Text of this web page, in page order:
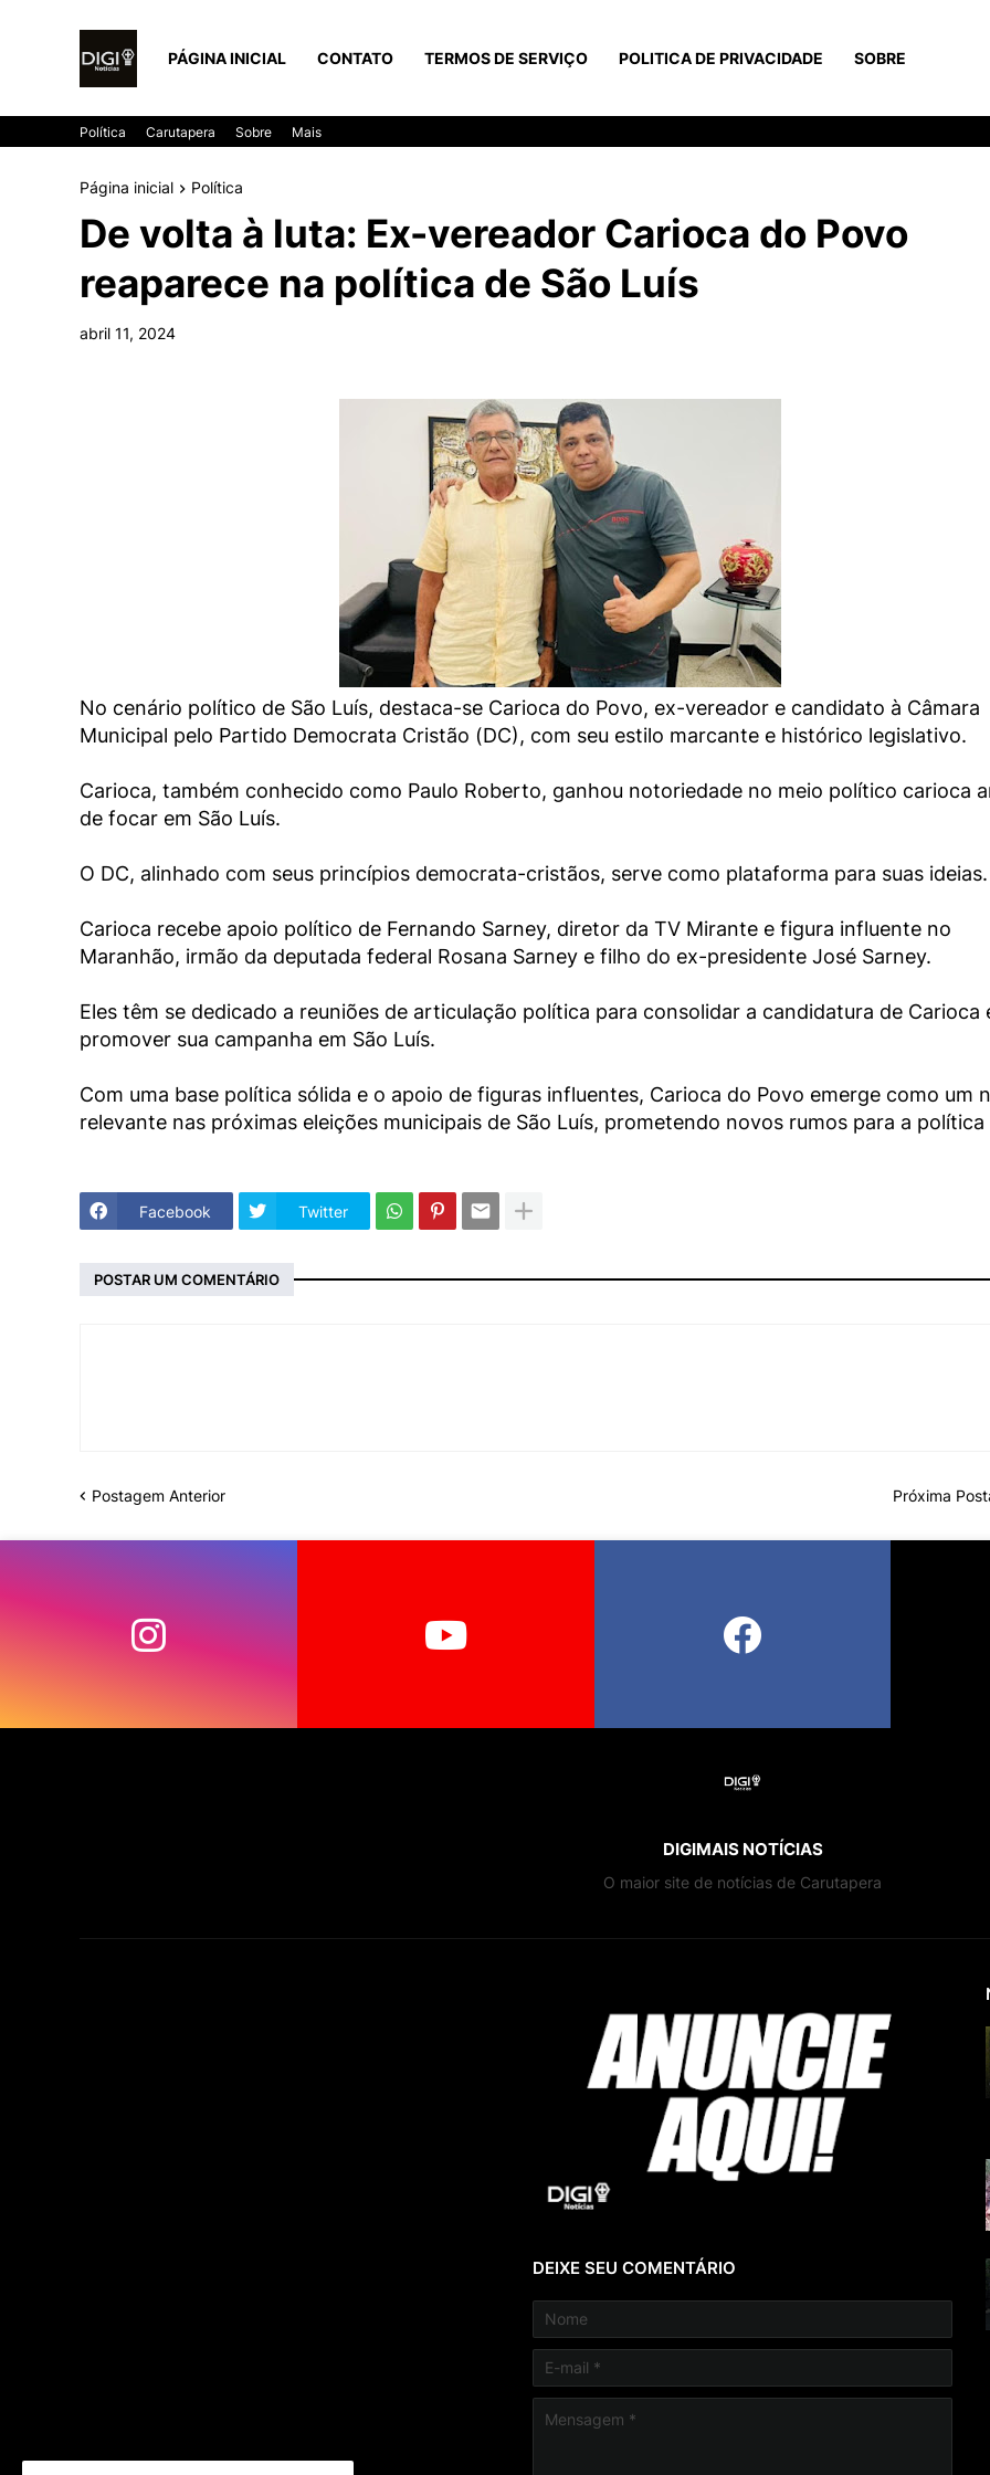
PÁGINA INICIAL CONTATO TERMOS DE SERVIÇO POLITICA DE PRIVACIDADE SOBRE
Política Carutapera Sobre Mais
Página inicial Política
De volta à luta: Ex-vereador Carioca do Povo
reaparece na política de São Luís
abril 11, 2024
No cenário político de São Luís, destaca-se Carioca do Povo, ex-vereador e candidato à Câmara
Municipal pelo Partido Democrata Cristão (DC), com seu estilo marcante e histórico legislativo.
Carioca, também conhecido como Paulo Roberto, ganhou notoriedade no meio político carioca
de focar em São Luís.
O DC, alinhado com seus princípios democrata-cristãos, serve como plataforma para suas ideias.
Carioca recebe apoio político de Fernando Sarney, diretor da TV Mirante e figura influente no
Maranhão, irmão da deputada federal Rosana Sarney e filho do ex-presidente José Sarney.
Eles têm se dedicado a reuniões de articulação política para consolidar a candidatura de Carioca
promover sua campanha em São Luís.
Com uma base política sólida e o apoio de figuras influentes, Carioca do Povo emerge como um
relevante nas próximas eleições municipais de São Luís, prometendo novos rumos para a política
Facebook Twitter
POSTAR UM COMENTÁRIO
Postagem Anterior Próxima
DIGIMAIS NOTÍCIAS
O maior site de notícias de Carutapera
DEIXE SEU COMENTÁRIO